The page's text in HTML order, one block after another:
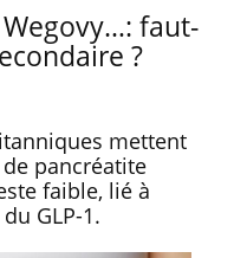
faut-
?
mettent
pancréatite
faible, lié à
GLP-1.